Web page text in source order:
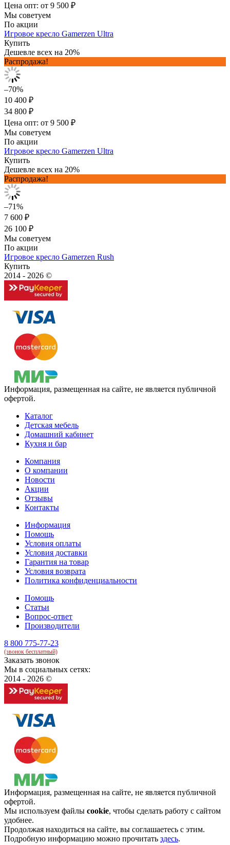
Цена опт: от 9 500 ₽
Мы советуем
По акции
Игровое кресло Gamerzen Ultra
Купить
Дешевле всех на 20%
Распродажа!
–70%
10 400 ₽
34 800 ₽
Цена опт: от 9 500 ₽
Мы советуем
По акции
Игровое кресло Gamerzen Ultra
Купить
Дешевле всех на 20%
Распродажа!
–71%
7 600 ₽
26 100 ₽
Мы советуем
По акции
Игровое кресло Gamerzen Rush
Купить
2014 - 2026 ©
Информация, размещенная на сайте, не является публичной
офертой.
Каталог
Детская мебель
Домашний кабинет
Кухня и бар
Компания
О компании
Новости
Акции
Отзывы
Контакты
Информация
Помощь
Условия оплаты
Условия доставки
Гарантия на товар
Условия возврата
Политика конфиденциальности
Помощь
Статьи
Вопрос-ответ
Производители
8 800 775-77-23
(звонок бесплатный)
Заказать звонок
Мы в социальных сетях:
2014 - 2026 ©
Информация, размещенная на сайте, не является публичной
офертой.
Мы используем файлы cookie, чтобы сделать работу с сайтом
удобнее.
Продолжая находиться на сайте, вы соглашаетесь с этим.
Подробную информацию можно прочитать здесь.